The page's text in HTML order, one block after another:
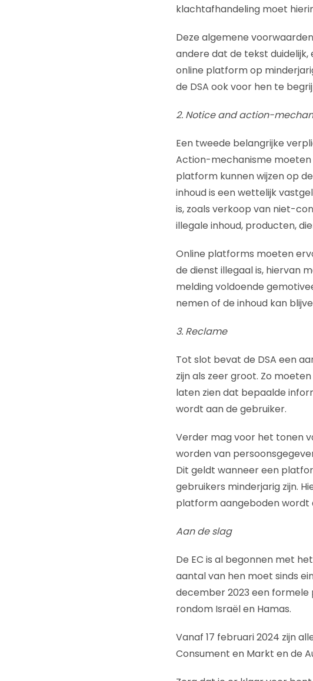
klachtafhandeling moet
Deze algemene
andere dat de tekst duidelijk,
online platform op
de DSA ook voor hen te
2. Notice and action-
Een tweede belangrijke
Action-mechanisme
platform kunnen wijzen op
inhoud is een wettelijk
is, zoals verkoop van niet-
illegale inhoud, producten,
Online platforms moeten
de dienst illegaal is, hiervan
melding voldoende
nemen of de inhoud kan
3. Reclame
Tot slot bevat de DSA een
zijn als zeer groot. Zo
laten zien dat bepaalde
wordt aan de gebruiker.
Verder mag voor het tonen
worden van
Dit geldt wanneer een
gebruikers minderjarig zijn.
platform aangeboden wordt
Aan de slag
De EC is al begonnen met
aantal van hen moet sinds
december 2023 een
rondom Israël en Hamas.
Vanaf 17 februari 2024 zijn
Consument en Markt en de